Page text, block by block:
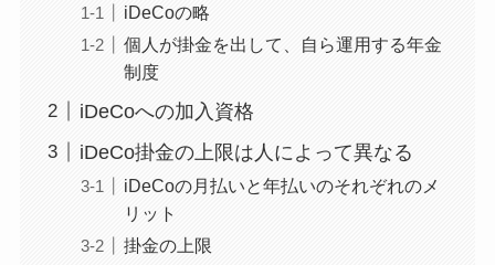
iDeCoの略
個人が掛金を出して、自ら運用する年金
制度
iDeCoへの加入資格
iDeCo掛金の上限は人によって異なる
iDeCoの月払いと年払いのそれぞれのメ
リット
掛金の上限